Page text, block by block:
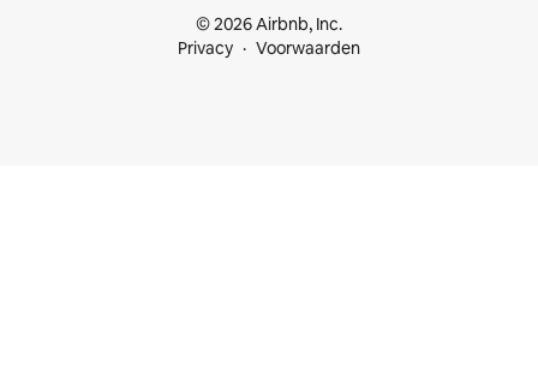
© 2026 Airbnb, Inc.
Privacy
Voorwaarden